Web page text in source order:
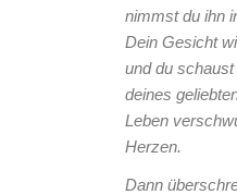
nimmst du ihn
Dein Gesicht
und du
deines
Leben
Herzen.
Dann